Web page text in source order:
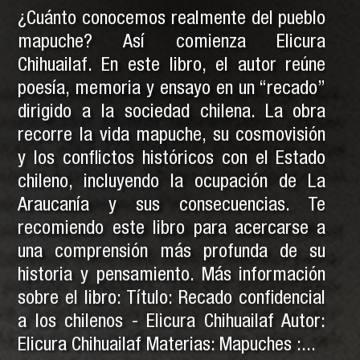
¿Cuánto conocemos realmente del pueblo
mapuche? Así comienza Elicura
Chihuailaf. En este libro, el autor reúne
poesía, memoria y ensayo en un “recado”
dirigido a la sociedad chilena. La obra
recorre la vida mapuche, su cosmovisión
y los conflictos históricos con el Estado
chileno, incluyendo la ocupación de La
Araucanía y sus consecuencias. Te
recomiendo este libro para acercarse a
una comprensión más profunda de su
historia y pensamiento. Más información
sobre el libro: Título: Recado confidencial
a los chilenos - Elicura Chihuailaf Autor:
Elicura Chihuailaf Materias: Mapuches :...